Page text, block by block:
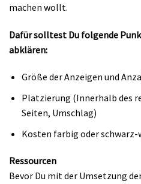
machen wollt.
Dafür solltest Du folgende
abklären:
Größe der Anzeigen und
Platzierung (Innerhalb des
Seiten, Umschlag)
Kosten farbig oder schwarz-
Ressourcen
Bevor Du mit der Umsetzung